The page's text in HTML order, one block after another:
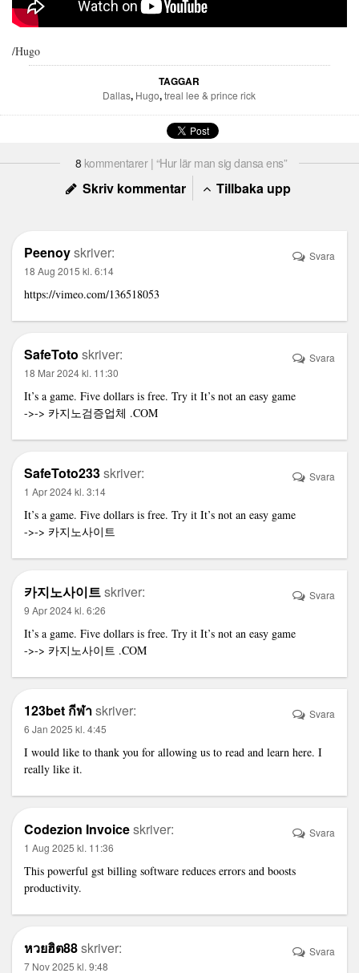
/Hugo
TAGGAR
Dallas, Hugo,treal lee & prince rick
8 kommentarer | “Hur lär man sig dansa ens”
Skriv kommentar Tillbaka upp
Peenoyskriver:
18 Aug 2015 kl. 6:14
https://vimeo.com/136518053
Svara
SafeToto skriver:
18 Mar 2024 kl. 11:30
It’s a game. Five dollars is free. Try it It’s not an easy game
->-> 카지노검증업체 .COM
Svara
SafeToto233skriver:
1 Apr 2024 kl. 3:14
It’s a game. Five dollars is free. Try it It’s not an easy game
->-> 카지노사이트
Svara
카지노사이트skriver:
9 Apr 2024 kl. 6:26
It’s a game. Five dollars is free. Try it It’s not an easy game
->-> 카지노사이트 .COM
Svara
123bet กีฬาskriver:
6 Jan 2025 kl. 4:45
I would like to thank you for allowing us to read and learn here. I
really like it.
Svara
Codezion Invoiceskriver:
1 Aug 2025 kl. 11:36
This powerful gst billing software reduces errors and boosts
productivity.
Svara
หวยฮิต88skriver:
7 Nov 2025 kl. 9:48
Svara